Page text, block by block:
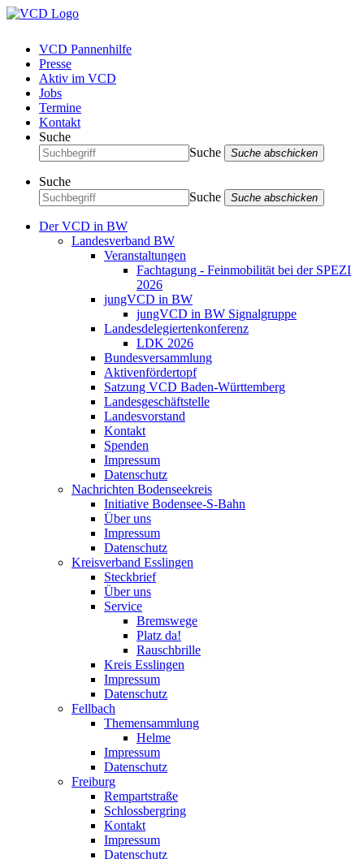
VCD Pannenhilfe
Presse
Aktiv im VCD
Jobs
Termine
Kontakt
Suche
Suche
Suche abschicken
Suche
Suche
Suche abschicken
Der VCD in BW
Landesverband BW
Veranstaltungen
Fachtagung - Feinmobilität bei der SPEZI
2026
jungVCD in BW
jungVCD in BW Signalgruppe
Landesdelegiertenkonferenz
LDK 2026
Bundesversammlung
Aktivenfördertopf
Satzung VCD Baden-Württemberg
Landesgeschäftstelle
Landesvorstand
Kontakt
Spenden
Impressum
Datenschutz
Nachrichten Bodenseekreis
Initiative Bodensee-S-Bahn
Über uns
Impressum
Datenschutz
Kreisverband Esslingen
Steckbrief
Über uns
Service
Bremswege
Platz da!
Rauschbrille
Kreis Esslingen
Impressum
Datenschutz
Fellbach
Themensammlung
Helme
Impressum
Datenschutz
Freiburg
Rempartstraße
Schlossbergring
Kontakt
Impressum
Datenschutz